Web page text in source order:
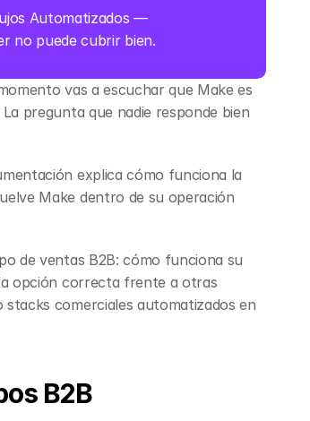
Automatizados —
no puede cubrir bien.
vas a escuchar que Make es
pregunta que nadie responde bien
explica cómo funciona la
Make dentro de su operación
de ventas B2B: cómo funciona su
opción correcta frente a otras
comerciales automatizados en
B2B